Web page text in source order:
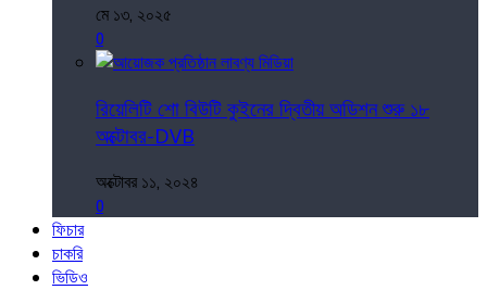
মে ১৩, ২০২৫
0
রিয়েলিটি শো বিউটি কুইনের দ্বিতীয় অডিশন শুরু ১৮
অক্টোবর-DVB
অক্টোবর ১১, ২০২৪
0
ফিচার
চাকরি
ভিডিও